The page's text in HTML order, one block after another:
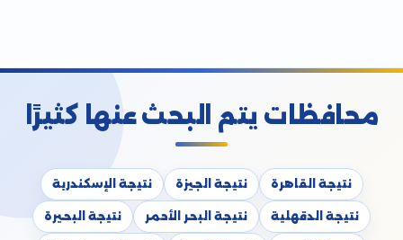
محافظات يتم البحث عنها كثيرًا
نتيجة القاهرة نتيجة الجيزة نتيجة الإسكندرية
نتيجة الدقهلية نتيجة البحر الأحمر نتيجة البحيرة